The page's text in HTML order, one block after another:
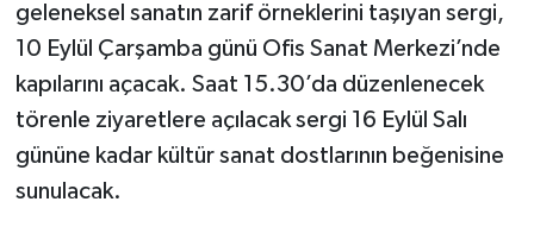
geleneksel sanatın zarif örneklerini taşıyan sergi,
10 Eylül Çarşamba günü Ofis Sanat Merkezi’nde
kapılarını açacak. Saat 15.30’da düzenlenecek
törenle ziyaretlere açılacak sergi 16 Eylül Salı
gününe kadar kültür sanat dostlarının beğenisine
sunulacak.